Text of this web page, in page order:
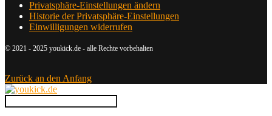
Privatsphäre-Einstellungen ändern
Historie der Privatsphäre-Einstellungen
Einwilligungen widerrufen
© 2021 - 2025 youkick.de - alle Rechte vorbehalten
Zurück an den Anfang